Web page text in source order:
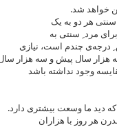
خواهد شد.
هر دو به یک
مرد ِ سنتی به
درجه‌ی چندم است، نیازی
دید ما وسعت بیشتری دارد.